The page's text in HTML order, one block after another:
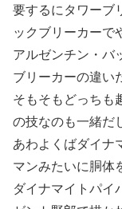
要するにタワーブ
ックブリーカーで
アルゼンチン・バ
ブリーカーの違い
そもそもどっちも
の技なのも一緒だ
あわよくばダイナ
マンみたいに胴体
ダイナマイトパイ